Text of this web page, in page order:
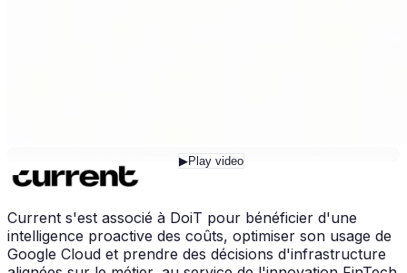
▶Play video
Current s'est associé à DoiT pour bénéficier d'une
intelligence proactive des coûts, optimiser son usage de
Google Cloud et prendre des décisions d'infrastructure